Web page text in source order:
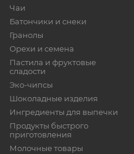
Чаи
Батончики и снеки
Гранолы
Орехи и семена
Пастила и фруктовые
сладости
Эко-чипсы
Шоколадные изделия
Ингредиенты для выпечки
Продукты быстрого
приготовления
Молочные товары